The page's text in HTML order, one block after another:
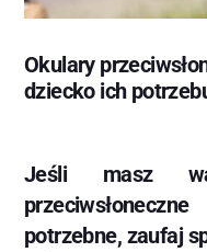
Okulary
dziecko ich
Jeśli masz
potrzebne, zaufaj